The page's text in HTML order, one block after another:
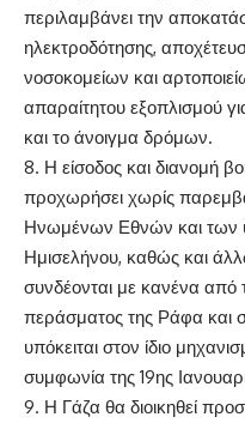
περιλαμβάνει την
ηλεκτροδότησης,
νοσοκομείων και
απαραίτητου εξοπλισμού
και το άνοιγμα δρόμων.
8. Η είσοδος και διανομή
προχωρήσει χωρίς
Ηνωμένων Εθνών και των
Ημισελήνου, καθώς και
συνδέονται με κανένα από
περάσματος της Ράφα και
υπόκειται στον ίδιο
συμφωνία της 19ης
9. Η Γάζα θα διοικηθεί